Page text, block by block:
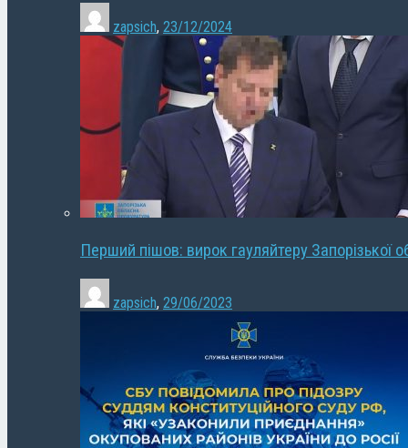
zapsich, 23/12/2024
Перший пішов: вирок гауляйтеру Запорізької
zapsich, 29/06/2023